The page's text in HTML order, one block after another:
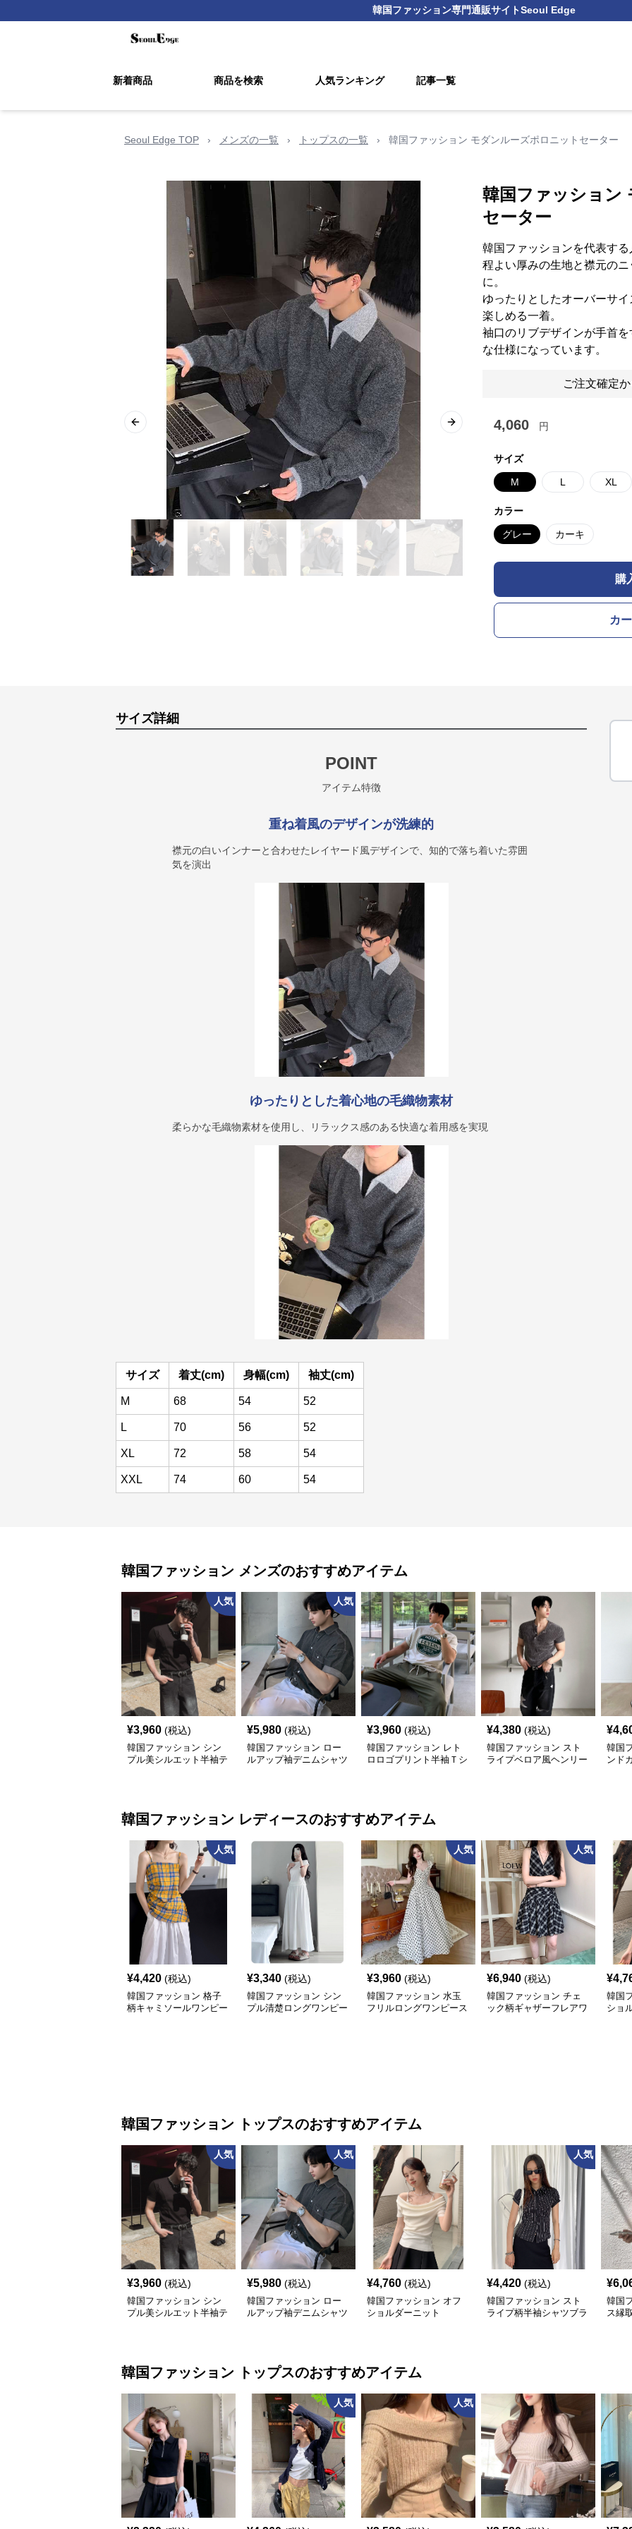
韓国ファッション専門通販サイトSeoul Edge
新着商品 商品を検索 人気ランキング 記事一覧
Seoul Edge TOP › メンズの一覧 › トップスの一覧 › 韓国ファッション モダンルーズポロニットセーター
Previous slide Next slide
韓国ファッション
セーター
韓国ファッションを代表する
程よい厚みの生地と襟元の
に。
ゆったりとしたオーバーサ
楽しめる一着。
袖口のリブデザインが手首
な仕様になっています。
ご注文確定
4,060 円
サイズ
M L XL
カラー
グレー カーキ
購
カ
サイズ詳細
POINT
アイテム特徴
重ね着風のデザインが洗練的
襟元の白いインナーと合わせたレイヤード風デザインで、知的で落ち着いた雰囲
気を演出
ゆったりとした着心地の毛織物素材
柔らかな毛織物素材を使用し、リラックス感のある快適な着用感を実現
サイズ 着丈(cm) 身幅(cm) 袖丈(cm)
M 68 54 52
L 70 56 52
XL 72 58 54
XXL 74 60 54
韓国ファッション メンズのおすすめアイテム
人気
¥3,960 (税込)
韓国ファッション シン
プル美シルエット半袖テ
人気
¥5,980 (税込)
韓国ファッション ロー
ルアップ袖デニムシャツ
¥3,960 (税込)
韓国ファッション レト
ロロゴプリント半袖Ｔシ
¥4,380 (税込)
韓国ファッション スト
ライプベロア風ヘンリー
¥
韓国
ンド
韓国ファッション レディースのおすすめアイテム
人気
¥4,420 (税込)
韓国ファッション 格子
柄キャミソールワンピー
¥3,340 (税込)
韓国ファッション シン
プル清楚ロングワンピー
人気
¥3,960 (税込)
韓国ファッション 水玉
フリルロングワンピース
人気
¥6,940 (税込)
韓国ファッション チェ
ック柄ギャザーフレアワ
¥
韓国
ショ
韓国ファッション トップスのおすすめアイテム
人気
¥3,960 (税込)
韓国ファッション シン
プル美シルエット半袖テ
人気
¥5,980 (税込)
韓国ファッション ロー
ルアップ袖デニムシャツ
¥4,760 (税込)
韓国ファッション オフ
ショルダーニット
人気
¥4,420 (税込)
韓国ファッション スト
ライプ柄半袖シャツブラ
¥
韓国
ス縁
韓国ファッション トップスのおすすめアイテム
人気 人気